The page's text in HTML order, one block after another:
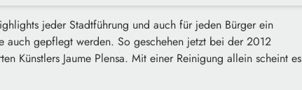
jeder Stadtführung und auch für jeden Bürger ein
auch gepflegt werden. So geschehen jetzt bei der 2012
Künstlers Jaume Plensa. Mit einer Reinigung allein scheint es